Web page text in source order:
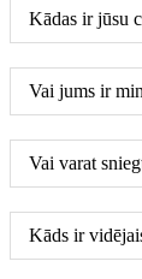
Kādas ir jūsu
Vai jums ir
Vai varat
Kāds ir